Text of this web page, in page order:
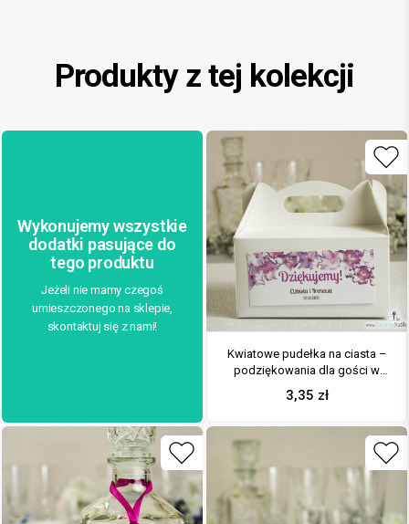
Produkty z tej kolekcji
Wykonujemy wszystkie
dodatki pasujące do
tego produktu
Jeżeli nie mamy czegoś
umieszczonego na sklepie,
skontaktuj się z nami!
Kwiatowe pudełka na ciasta –
podziękowania dla gości w
formie pudełek na ciasto z
motywem kwiatów
3,35 zł